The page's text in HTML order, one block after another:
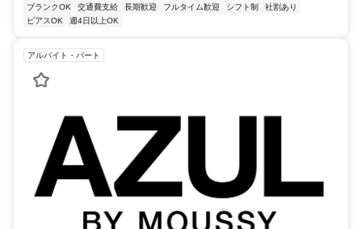
ブランクOK
交通費支給 長期歓迎 フルタイム歓迎 シフト制
社割あり
ピアスOK
週4日以上OK
アルバイト・パート